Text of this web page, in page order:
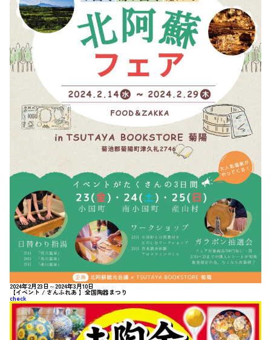
2024年2月23日～2024年3月10日
【イベント / さんふれあ 】全国陶器まつり
check